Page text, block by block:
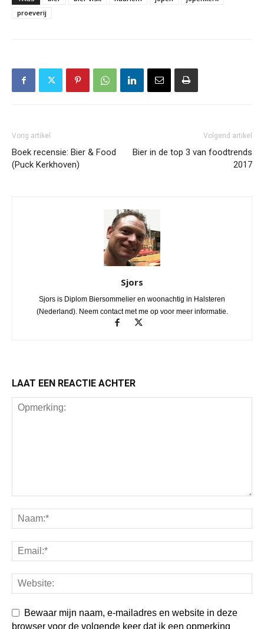
proeverij
Vorig artikel
Boek recensie: Bier & Food
(Puck Kerkhoven)
Volgend artikel
Bier in de top 3 van foodtrends
2017
Sjors
Sjors is Diplom Biersommelier en woonachtig in Halsteren
(Nederland). Neem contact met me op voor meer informatie.
LAAT EEN REACTIE ACHTER
Bewaar mijn naam, e-mailadres en website in deze
browser voor de volgende keer dat ik een opmerking